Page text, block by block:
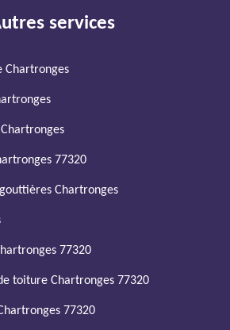
services
Chartronges
77320
Chartronges
77320
toiture Chartronges 77320
77320